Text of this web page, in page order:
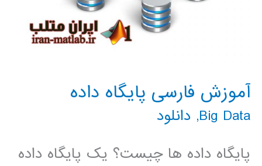
آموزش فارسی پایگاه داده
Big Data
, دانلود
پایگاه داده ها چیست؟ یک پایگاه داده